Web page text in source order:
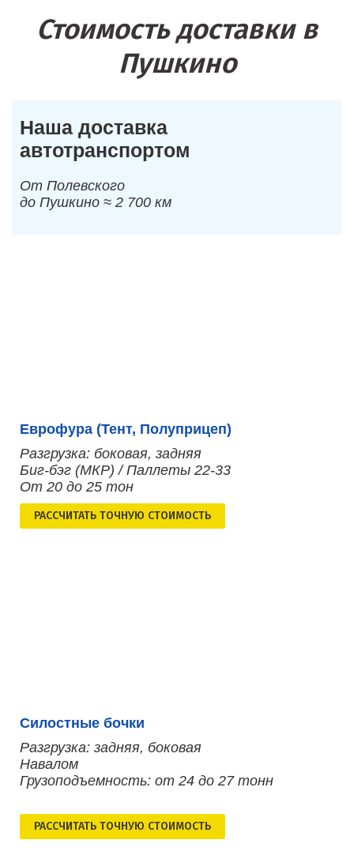
Стоимость доставки в
Пушкино
Наша доставка
автотранспортом
От Полевского
до Пушкино ≈ 2 700 км
Еврофура (Тент, Полуприцеп)
Разгрузка: боковая, задняя
Биг-бэг (МКР) / Паллеты 22-33
От 20 до 25 тон
РАСCЧИТАТЬ ТОЧНУЮ СТОИМОСТЬ
Силостные бочки
Разгрузка: задняя, боковая
Навалом
Грузоподъемность: от 24 до 27 тонн
РАСCЧИТАТЬ ТОЧНУЮ СТОИМОСТЬ